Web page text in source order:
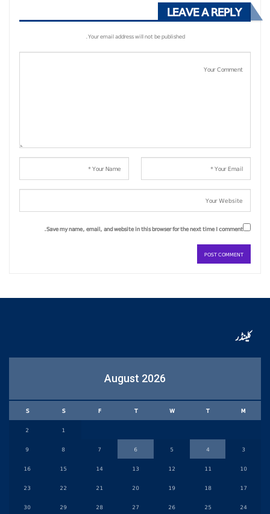
LEAVE A REPLY
Your email address will not be published.
Save my name, email, and website in this browser for the next time I comment.
کلینڈر
August 2026
M
T
W
T
F
S
S
1
2
3
4
5
6
7
8
9
10
11
12
13
14
15
16
17
18
19
20
21
22
23
24
25
26
27
28
29
30